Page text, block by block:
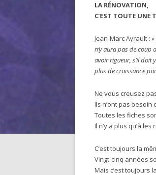
LA RÉNOVATION,
C’EST TOUTE UNE
Jean-Marc Ayrault :
n’y aura pas de coup
avoir rigueur, s’il doit
plus de croissance
Ne vous creusez
Ils n’ont pas besoin
Toutes les fiches
Il n’y a plus qu’à les
C’est toujours la
Vingt-cinq années
Mais c’est toujours